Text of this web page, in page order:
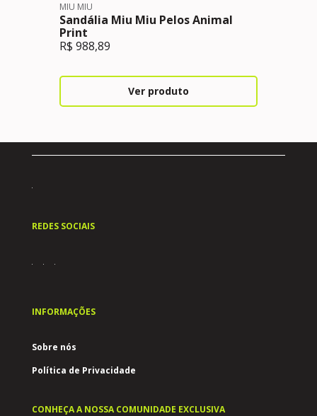
MIU MIU
Sandália Miu Miu Pelos Animal
Print
R$ 988,89
Ver produto
REDES SOCIAIS
INFORMAÇÕES
Sobre nós
Política de Privacidade
CONHEÇA A NOSSA COMUNIDADE EXCLUSIVA